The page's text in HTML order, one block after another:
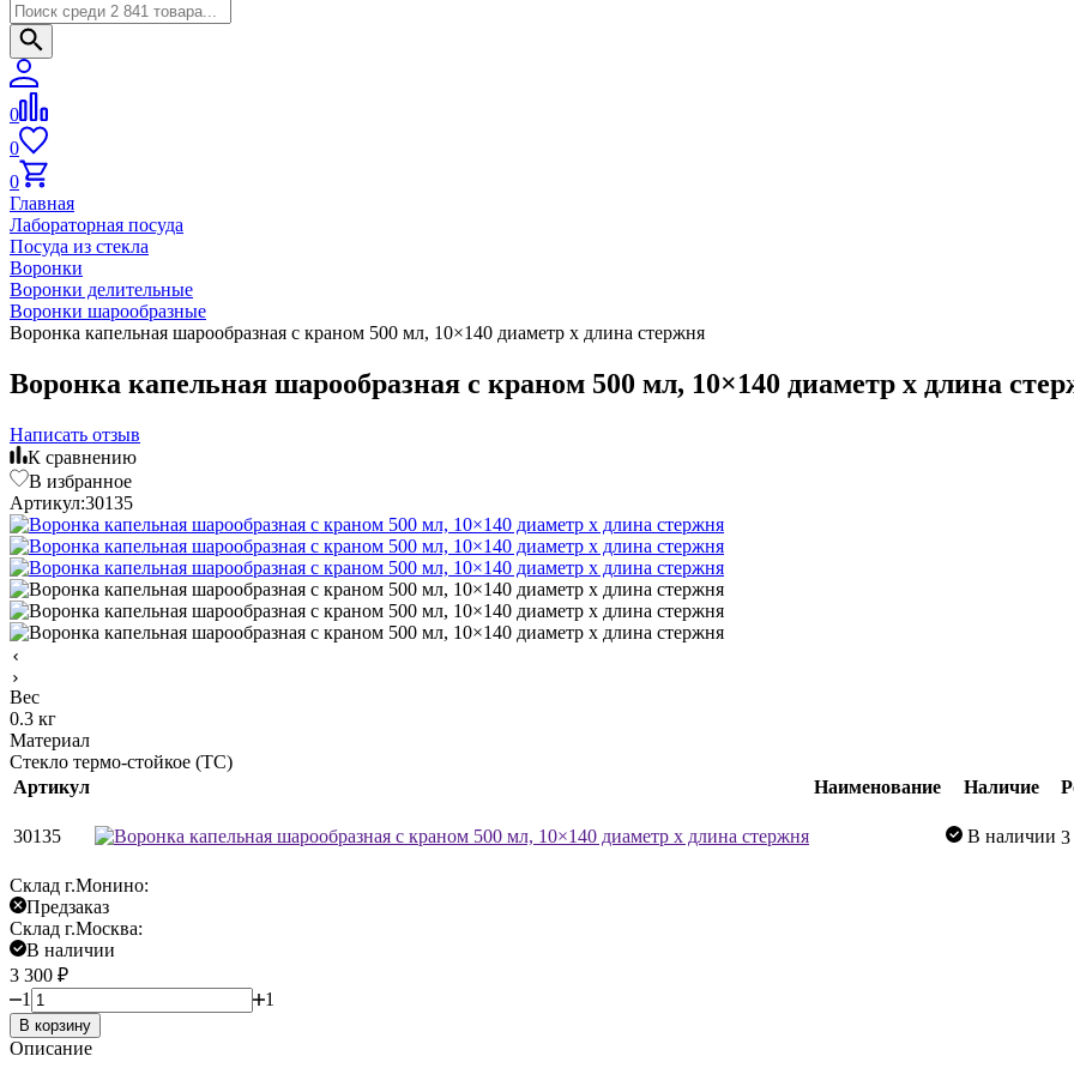
0
0
0
Главная
Лабораторная посуда
Посуда из стекла
Воронки
Воронки делительные
Воронки шарообразные
Воронка капельная шарообразная с краном 500 мл, 10×140 диаметр х длина стержня
Воронка капельная шарообразная с краном 500 мл, 10×140 диаметр х длина
Написать отзыв
К сравнению
В избранное
Артикул:30135
Вес
0.3 кг
Материал
Стекло термо-стойкое (ТС)
Артикул
Наименование Наличие
30135 В наличии
Склад г.Монино:
Предзаказ
Склад г.Москва:
В наличии
3 300 ₽
1
1
В корзину
Описание